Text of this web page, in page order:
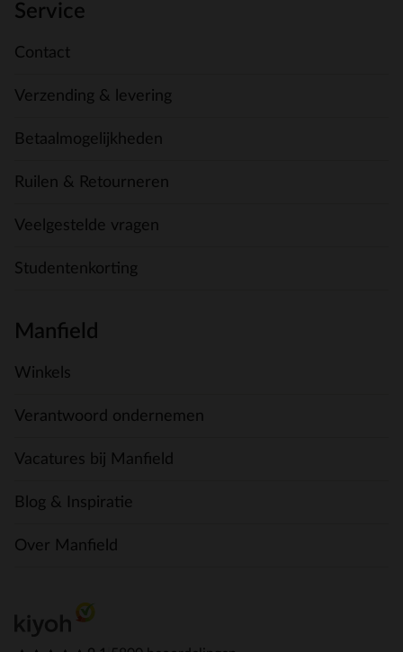
Service
Contact
Verzending & levering
Betaalmogelijkheden
Ruilen & Retourneren
Veelgestelde vragen
Studentenkorting
Manfield
Winkels
Verantwoord ondernemen
Vacatures bij Manfield
Blog & Inspiratie
Over Manfield